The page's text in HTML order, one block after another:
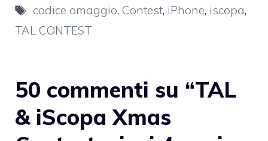
Tag
codice omaggio, Contest, iPhone, iscopa,
TAL CONTEST
50 commenti su “TAL
& iScopa Xmas